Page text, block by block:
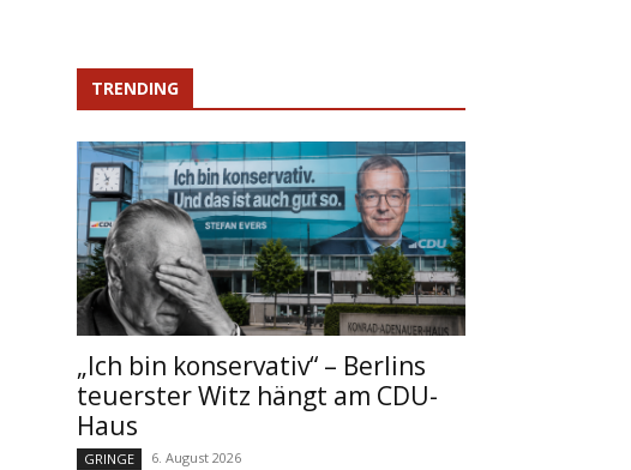
TRENDING
„Ich bin konservativ“ – Berlins
teuerster Witz hängt am CDU-
Haus
GRINGE 6. August 2026